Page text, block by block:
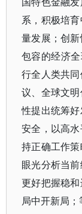
系，积极培
量发展；创
包容的经济
行全人类共
议、全球文
性提出统筹
安全，以高
持正确工作
眼光分析当
更好把握稳
局中开新局；